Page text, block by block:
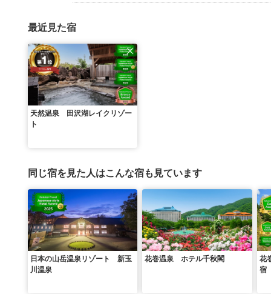
最近見た宿
天然温泉 田沢湖レイクリゾー
ト
同じ宿を見た人はこんな宿も見ています
日本の山岳温泉リゾート 新玉
川温泉
花巻温泉 ホテル千秋閣
花
宿